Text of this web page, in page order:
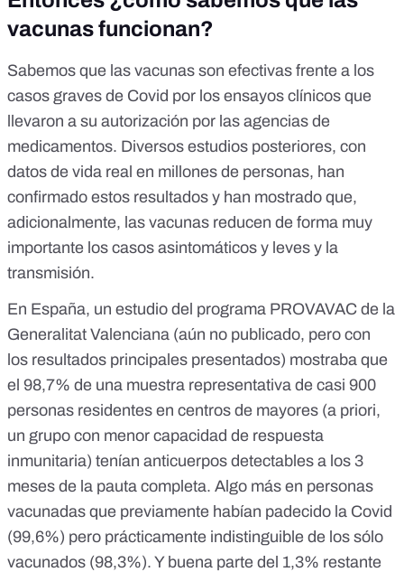
vacunas funcionan?
Sabemos que las vacunas son efectivas frente a los
casos graves de Covid por los ensayos clínicos que
llevaron a su autorización por las agencias de
medicamentos. Diversos estudios posteriores, con
datos de vida real en millones de personas, han
confirmado estos resultados y han mostrado que,
adicionalmente, las vacunas reducen de forma muy
importante los casos asintomáticos y leves y la
transmisión.
En España, un estudio del programa PROVAVAC de la
Generalitat Valenciana (aún no publicado, pero con
los resultados principales presentados) mostraba que
el 98,7% de una muestra representativa de casi 900
personas residentes en centros de mayores (a priori,
un grupo con menor capacidad de respuesta
inmunitaria) tenían anticuerpos detectables a los 3
meses de la pauta completa. Algo más en personas
vacunadas que previamente habían padecido la Covid
(99,6%) pero prácticamente indistinguible de los sólo
vacunados (98,3%). Y buena parte del 1,3% restante